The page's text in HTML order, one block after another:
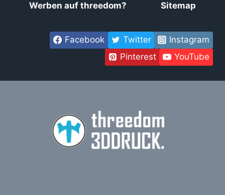
Werben auf threedom? Sitemap
Facebook Twitter
Instagram
Pinterest
YouTube